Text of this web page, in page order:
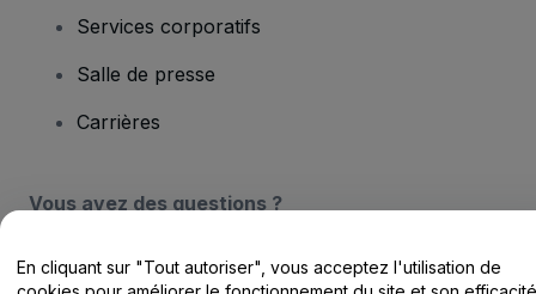
Services corporatifs
Salle de presse
Carrières
Vous avez des questions ?
Centre d'assistance / Nous contacter
En cliquant sur "Tout autoriser", vous acceptez l'utilisation de